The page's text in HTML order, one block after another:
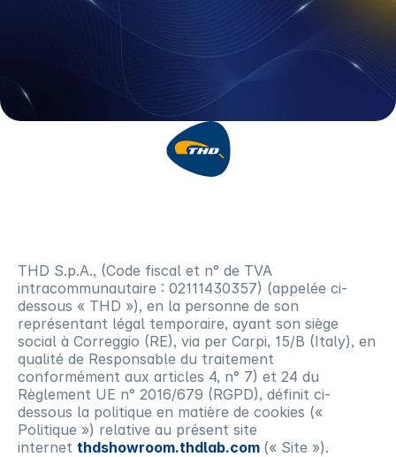
THD S.p.A., (Code fiscal et n° de TVA
intracommunautaire : 02111430357) (appelée ci-
dessous « THD »), en la personne de son
représentant légal temporaire, ayant son siège
social à Correggio (RE), via per Carpi, 15/B (Italy), en
qualité de Responsable du traitement
conformément aux articles 4, n° 7) et 24 du
Règlement UE n° 2016/679 (RGPD), définit ci-
dessous la politique en matière de cookies («
Politique ») relative au présent site
internet thdshowroom.thdlab.com (« Site »).